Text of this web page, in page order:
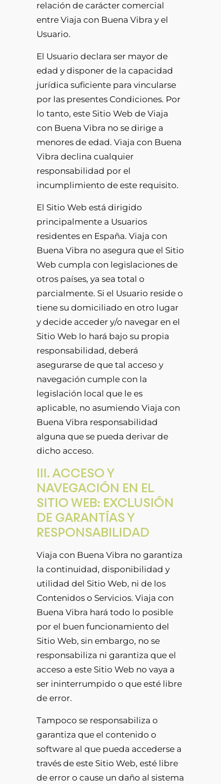
relación de carácter comercial
entre Viaja con Buena Vibra y el
Usuario.
El Usuario declara ser mayor de
edad y disponer de la capacidad
jurídica suficiente para vincularse
por las presentes Condiciones. Por
lo tanto, este Sitio Web de Viaja
con Buena Vibra no se dirige a
menores de edad. Viaja con Buena
Vibra declina cualquier
responsabilidad por el
incumplimiento de este requisito.
El Sitio Web está dirigido
principalmente a Usuarios
residentes en España. Viaja con
Buena Vibra no asegura que el Sitio
Web cumpla con legislaciones de
otros países, ya sea total o
parcialmente. Si el Usuario reside o
tiene su domiciliado en otro lugar
y decide acceder y/o navegar en el
Sitio Web lo hará bajo su propia
responsabilidad, deberá
asegurarse de que tal acceso y
navegación cumple con la
legislación local que le es
aplicable, no asumiendo Viaja con
Buena Vibra responsabilidad
alguna que se pueda derivar de
dicho acceso.
III. ACCESO Y
NAVEGACIÓN EN EL
SITIO WEB: EXCLUSIÓN
DE GARANTÍAS Y
RESPONSABILIDAD
Viaja con Buena Vibra no garantiza
la continuidad, disponibilidad y
utilidad del Sitio Web, ni de los
Contenidos o Servicios. Viaja con
Buena Vibra hará todo lo posible
por el buen funcionamiento del
Sitio Web, sin embargo, no se
responsabiliza ni garantiza que el
acceso a este Sitio Web no vaya a
ser ininterrumpido o que esté libre
de error.
Tampoco se responsabiliza o
garantiza que el contenido o
software al que pueda accederse a
través de este Sitio Web, esté libre
de error o cause un daño al sistema